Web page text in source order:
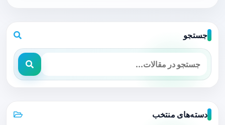
جستجو
دسته‌های منتخب